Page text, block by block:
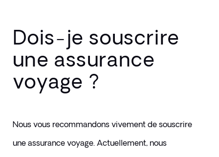
Dois-je souscrire
une assurance
voyage ?
Nous vous recommandons vivement de souscrire
une assurance voyage. Actuellement, nous